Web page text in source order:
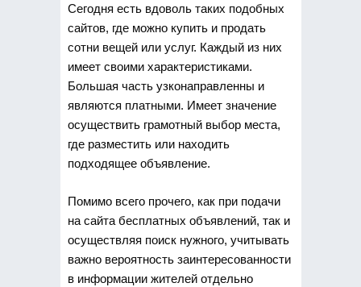
Сегодня есть вдоволь таких подобных
сайтов, где можно купить и продать
сотни вещей или услуг. Каждый из них
имеет своими характеристиками.
Большая часть узконаправленны и
являются платными. Имеет значение
осуществить грамотный выбор места,
где разместить или находить
подходящее объявление.
Помимо всего прочего, как при подачи
на сайта бесплатных объявлений, так и
осуществляя поиск нужного, учитывать
важно вероятность заинтересованности
в информации жителей отдельно